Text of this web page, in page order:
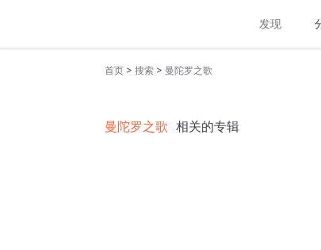
发现
首页 > 搜索 > 曼陀罗之歌
曼陀罗之歌 相关的专辑